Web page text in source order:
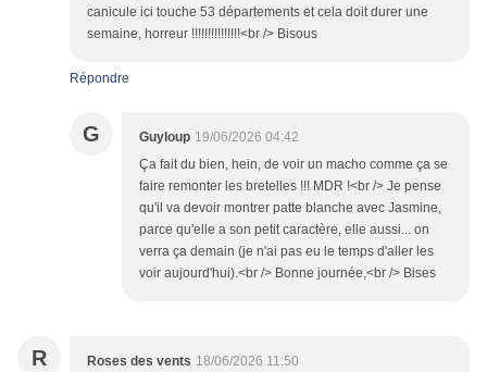
canicule ici touche 53 départements et cela doit durer une
semaine, horreur !!!!!!!!!!!!!!!<br /> Bisous
Répondre
G Guyloup 19/06/2026 04:42
Ça fait du bien, hein, de voir un macho comme ça se
faire remonter les bretelles !!! MDR !<br /> Je pense
qu'il va devoir montrer patte blanche avec Jasmine,
parce qu'elle a son petit caractère, elle aussi... on
verra ça demain (je n'ai pas eu le temps d'aller les
voir aujourd'hui).<br /> Bonne journée,<br /> Bises
R Roses des vents 18/06/2026 11:50